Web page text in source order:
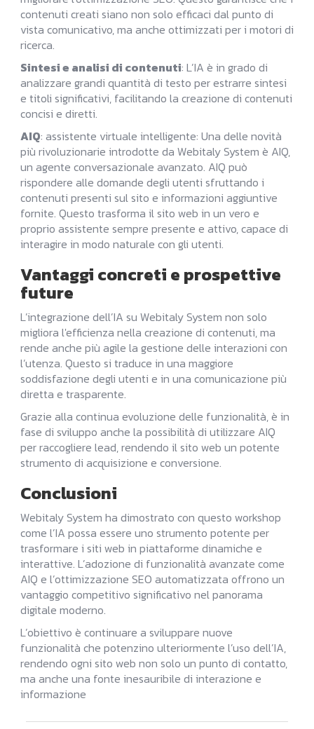
contenuti creati siano non solo efficaci dal punto di
vista comunicativo, ma anche ottimizzati per i motori di
ricerca.
Sintesi e analisi di contenuti: L’IA è in grado di
analizzare grandi quantità di testo per estrarre sintesi
e titoli significativi, facilitando la creazione di contenuti
concisi e diretti.
AIQ: assistente virtuale intelligente: Una delle novità
più rivoluzionarie introdotte da Webitaly System è AIQ,
un agente conversazionale avanzato. AIQ può
rispondere alle domande degli utenti sfruttando i
contenuti presenti sul sito e informazioni aggiuntive
fornite. Questo trasforma il sito web in un vero e
proprio assistente sempre presente e attivo, capace di
interagire in modo naturale con gli utenti.
Vantaggi concreti e prospettive
future
L’integrazione dell’IA su Webitaly System non solo
migliora l'efficienza nella creazione di contenuti, ma
rende anche più agile la gestione delle interazioni con
l’utenza. Questo si traduce in una maggiore
soddisfazione degli utenti e in una comunicazione più
diretta e trasparente.
Grazie alla continua evoluzione delle funzionalità, è in
fase di sviluppo anche la possibilità di utilizzare AIQ
per raccogliere lead, rendendo il sito web un potente
strumento di acquisizione e conversione.
Conclusioni
Webitaly System ha dimostrato con questo workshop
come l’IA possa essere uno strumento potente per
trasformare i siti web in piattaforme dinamiche e
interattive. L’adozione di funzionalità avanzate come
AIQ e l’ottimizzazione SEO automatizzata offrono un
vantaggio competitivo significativo nel panorama
digitale moderno.
L’obiettivo è continuare a sviluppare nuove
funzionalità che potenzino ulteriormente l’uso dell’IA,
rendendo ogni sito web non solo un punto di contatto,
ma anche una fonte inesauribile di interazione e
informazione